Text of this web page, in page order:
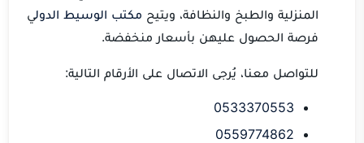
المنزلية والطبخ والنظافة، ويتيح مكتب الوسيط الدولي
فرصة الحصول عليهن بأسعار منخفضة.
للتواصل معنا، يُرجى الاتصال على الأرقام التالية:
0533370553
0559774862